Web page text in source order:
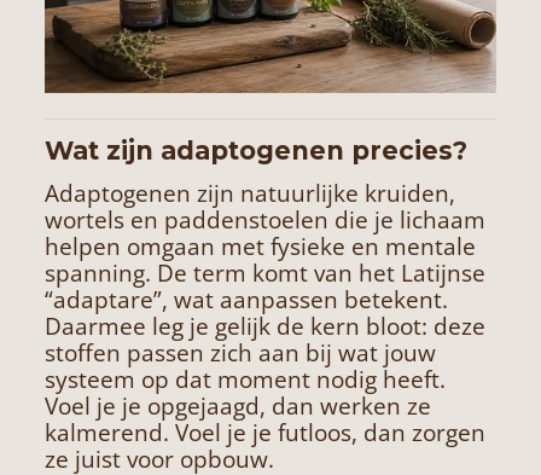
Wat zijn adaptogenen precies?
Adaptogenen zijn natuurlijke kruiden,
wortels en paddenstoelen die je lichaam
helpen omgaan met fysieke en mentale
spanning. De term komt van het Latijnse
“adaptare”, wat aanpassen betekent.
Daarmee leg je gelijk de kern bloot: deze
stoffen passen zich aan bij wat jouw
systeem op dat moment nodig heeft.
Voel je je opgejaagd, dan werken ze
kalmerend. Voel je je futloos, dan zorgen
ze juist voor opbouw.